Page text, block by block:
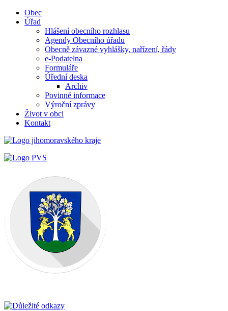
Obec
Úřad
Hlášení obecního rozhlasu
Agendy Obecního úřadu
Obecně závazné vyhlášky, nařízení, řády
e-Podatelna
Formuláře
Úřední deska
Archiv
Povinné informace
Výroční zprávy
Život v obci
Kontakt